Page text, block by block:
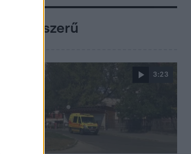
Népszerű
3:23